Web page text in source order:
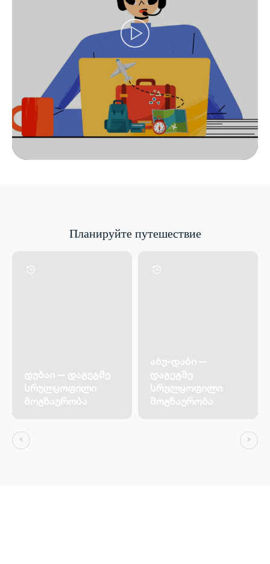
Планируйте путешествие
დუბაი — დაგეგმე
სრულყოფილი
მოგზაურობა
აბუ-დაბი —
დაგეგმე
სრულყოფილი
მოგზაურობა